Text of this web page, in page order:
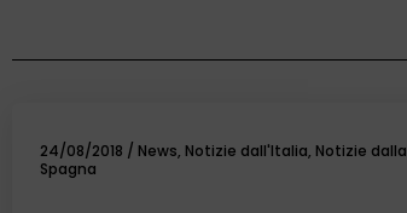
24/08/2018 / News, Notizie dall'Italia, Notizie dalla
Spagna